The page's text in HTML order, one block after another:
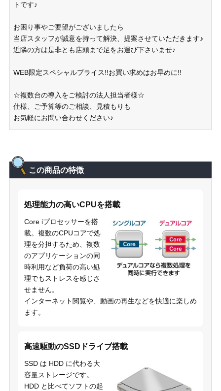
トです♪
お困り事やご要望がございましたら
当店スタッフが誠意を持って解決、提案させていただきます♪
近隣の方は是非とも店頭まで足をお運び下さいませ♪
WEB限定スペシャルプライス!!お買い求めはお早めに!!
☆複数台の導入をご検討の法人担当者様☆
仕様、ご予算等のご相談、見積もりも
お気軽にお問い合わせください♪
この商品の特徴
処理能力の高いCPUを搭載
Core iプロセッサーを搭
載。複数のCPUコアで処
理を分担するため、複数
のアプリケーションの同
時利用など負荷の高い処
理でもストレスを感じさ
せません。
インターネット閲覧や、動画の再生などを快適に楽しめ
ます。
高速駆動のSSDドライブ搭載
SSD は HDD に代わる大
容量ストレージです。
HDD と比べてソフトの起